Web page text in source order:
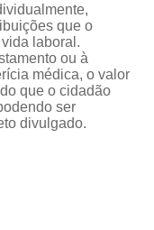
que o
laboral.
ou à
médica, o valor
que o cidadão
ser
divulgado.